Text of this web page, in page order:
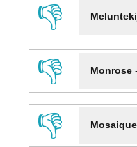
👎
👎
Monrose-
👎
Mosaique